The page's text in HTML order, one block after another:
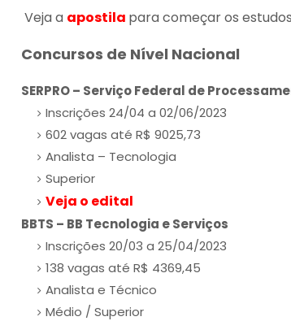
Veja a apostila para começar os estudos
Concursos de Nível Nacional
SERPRO – Serviço Federal de
Inscrições 24/04 a 02/06/2023
602 vagas até R$ 9025,73
Analista – Tecnologia
Superior
Veja o edital
BBTS – BB Tecnologia e Serviços
Inscrições 20/03 a 25/04/2023
138 vagas até R$ 4369,45
Analista e Técnico
Médio / Superior